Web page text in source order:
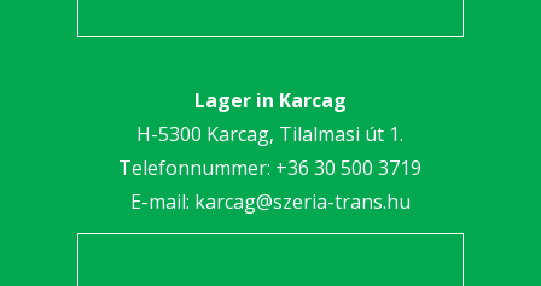
Lager in Karcag
H-5300 Karcag, Tilalmasi út 1.
Telefonnummer: +36 30 500 3719
E-mail: karcag@szeria-trans.hu